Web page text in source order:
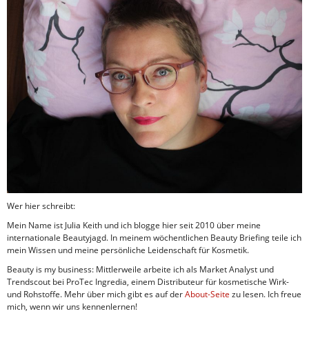
Wer hier schreibt:
Mein Name ist Julia Keith und ich blogge hier seit 2010 über meine
internationale Beautyjagd. In meinem wöchentlichen Beauty Briefing teile ich
mein Wissen und meine persönliche Leidenschaft für Kosmetik.
Beauty is my business: Mittlerweile arbeite ich als Market Analyst und
Trendscout bei ProTec Ingredia, einem Distributeur für kosmetische Wirk-
und Rohstoffe. Mehr über mich gibt es auf derAbout-Seite zu lesen. Ich freue
mich, wenn wir uns kennenlernen!